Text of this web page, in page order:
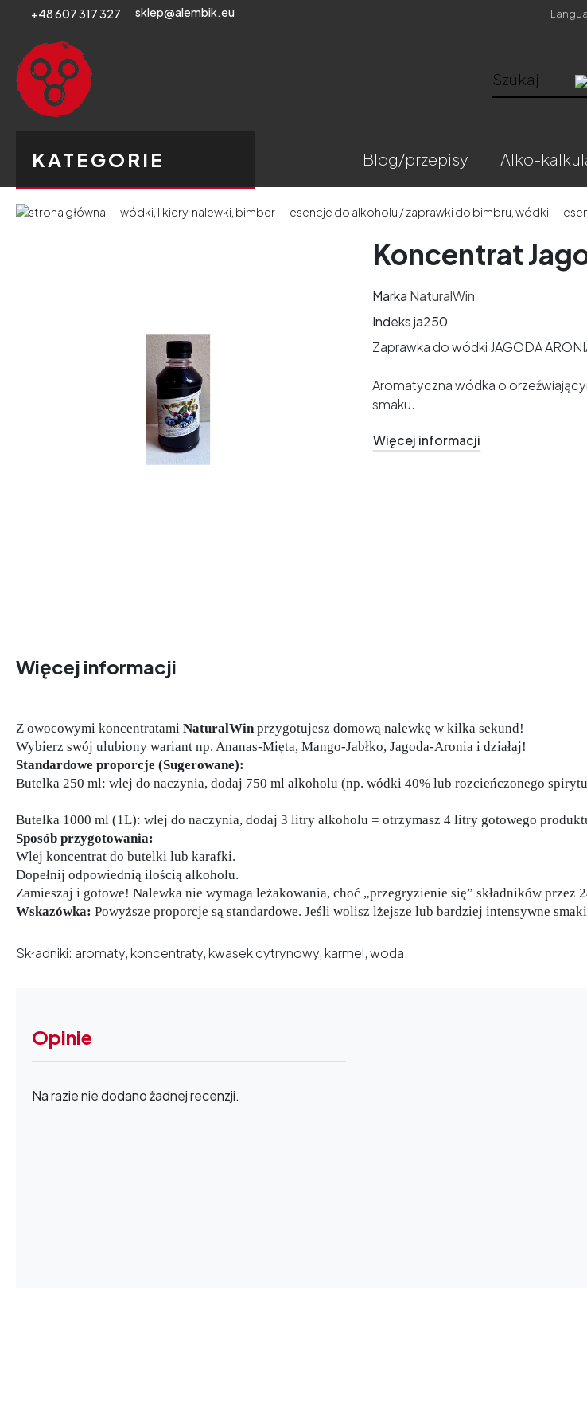
+48 607 317 327 sklep@alembik.eu
KATEGORIE blog/przepisy alko-
wódki, likiery, nalewki, bimber esencje do alkoholu / zaprawki do bimbru, wódki
Koncentrat
Marka NaturalWin
Indeksja250
Zaprawka do wódki JAGODA
Aromatyczna wódka o
smaku.
Więcej informacji
Więcej informacji
Z owocowymi koncentratami NaturalWinprzygotujesz domową nalewkę w kilka sekund!
Wybierz swój ulubiony wariant np. Ananas-Mięta, Mango-Jabłko, Jagoda-Aronia i działaj!
Standardowe proporcje (Sugerowane):
Butelka 250 ml: wlej do naczynia, dodaj 750 ml alkoholu (np. wódki 40% lub rozcieńczonego
Butelka 1000 ml (1L): wlej do naczynia, dodaj 3 litry alkoholu = otrzymasz 4 litry gotowego
Sposób przygotowania:
Wlej koncentrat do butelki lub karafki.
Dopełnij odpowiednią ilością alkoholu.
Zamieszaj i gotowe! Nalewka nie wymaga leżakowania, choć „przegryzienie się” składników przez
Wskazówka: Powyższe proporcje są standardowe. Jeśli wolisz lżejsze lub bardziej intensywne
Składniki: aromaty, koncentraty, kwasek cytrynowy, karmel, woda.
Opinie
Na razie nie dodano żadnej recenzji.